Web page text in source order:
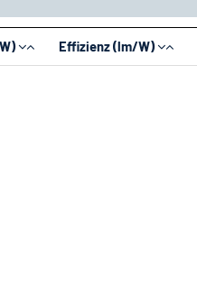
Effizienz (lm/W)